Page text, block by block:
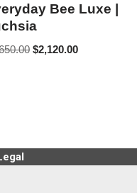
Bee Luxe |
$2,120.00